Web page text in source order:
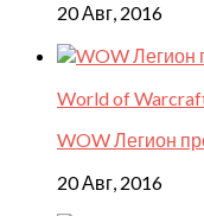
20 Авг, 2016
World of
WOW Легион
20 Авг, 2016